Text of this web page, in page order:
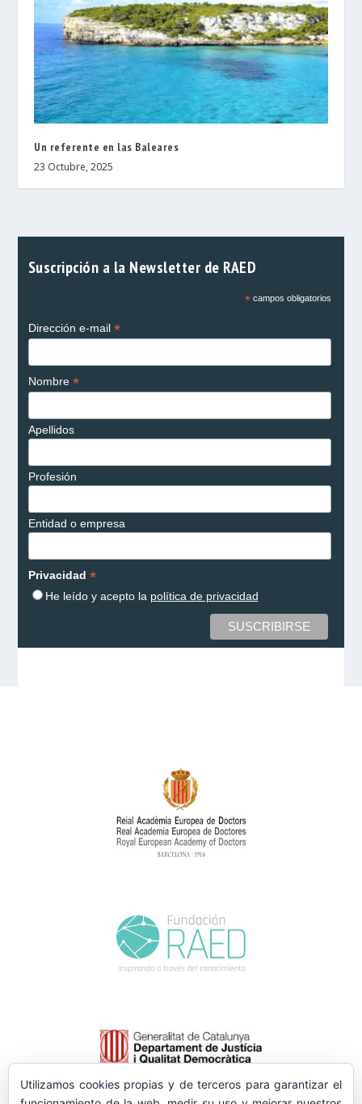
Un referente en las Baleares
23 Octubre, 2025
Suscripción a la Newsletter de RAED
*campos obligatorios
Dirección e-mail *
Nombre *
Apellidos
Profesión
Entidad o empresa
Privacidad *
He leído y acepto la política de privacidad
Utilizamos cookies propias y de terceros para garantizar el